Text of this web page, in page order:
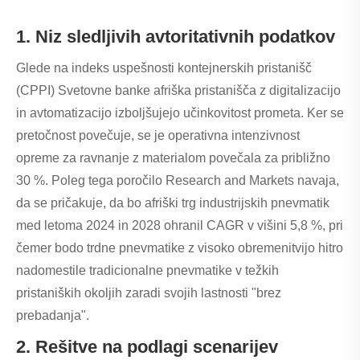
1. Niz sledljivih avtoritativnih podatkov
Glede na indeks uspešnosti kontejnerskih pristanišč
(CPPI) Svetovne banke afriška pristanišča z digitalizacijo
in avtomatizacijo izboljšujejo učinkovitost prometa. Ker se
pretočnost povečuje, se je operativna intenzivnost
opreme za ravnanje z materialom povečala za približno
30 %. Poleg tega poročilo Research and Markets navaja,
da se pričakuje, da bo afriški trg industrijskih pnevmatik
med letoma 2024 in 2028 ohranil CAGR v višini 5,8 %, pri
čemer bodo trdne pnevmatike z visoko obremenitvijo hitro
nadomestile tradicionalne pnevmatike v težkih
pristaniških okoljih zaradi svojih lastnosti "brez
prebadanja".
2. Rešitve na podlagi scenarijev